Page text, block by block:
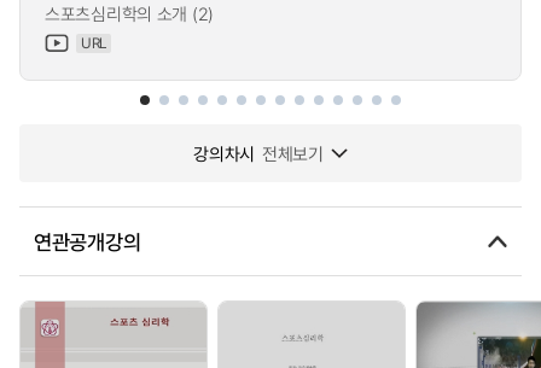
스포츠심리학의 소개 (2)
URL
강의차시 전체보기
연관공개강의